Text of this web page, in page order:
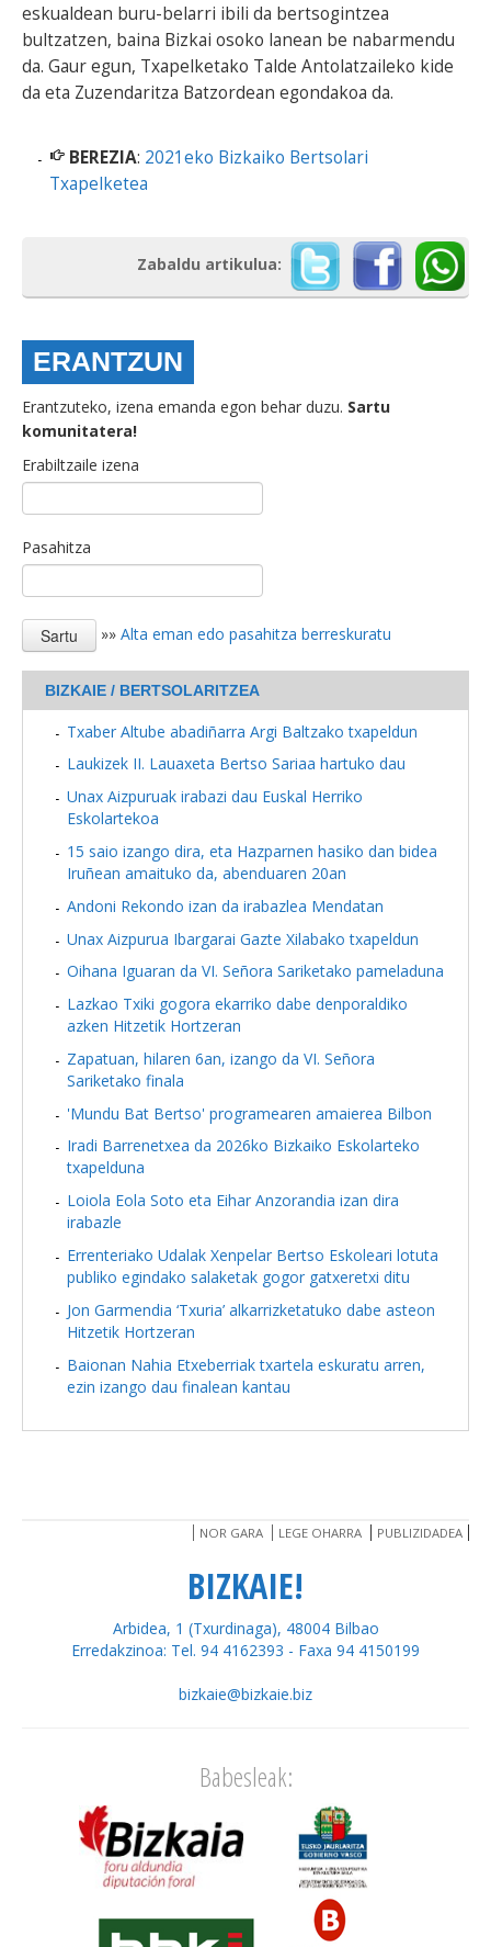
eskualdean buru-belarri ibili da bertsogintzea
bultzatzen, baina Bizkai osoko lanean be nabarmendu
da. Gaur egun, Txapelketako Talde Antolatzaileko kide
da eta Zuzendaritza Batzordean egondakoa da.
BEREZIA: 2021eko Bizkaiko Bertsolari
Txapelketea
Zabaldu artikulua:
ERANTZUN
Erantzuteko, izena emanda egon behar duzu. Sartu
komunitatera!
Erabiltzaile izena
Pasahitza
»» Alta eman edo pasahitza berreskuratu
BIZKAIE / BERTSOLARITZEA
Txaber Altube abadiñarra Argi Baltzako txapeldun
Laukizek II. Lauaxeta Bertso Sariaa hartuko dau
Unax Aizpuruak irabazi dau Euskal Herriko
Eskolartekoa
15 saio izango dira, eta Hazparnen hasiko dan bidea
Iruñean amaituko da, abenduaren 20an
Andoni Rekondo izan da irabazlea Mendatan
Unax Aizpurua Ibargarai Gazte Xilabako txapeldun
Oihana Iguaran da VI. Señora Sariketako pameladuna
Lazkao Txiki gogora ekarriko dabe denporaldiko
azken Hitzetik Hortzeran
Zapatuan, hilaren 6an, izango da VI. Señora
Sariketako finala
'Mundu Bat Bertso' programearen amaierea Bilbon
Iradi Barrenetxea da 2026ko Bizkaiko Eskolarteko
txapelduna
Loiola Eola Soto eta Eihar Anzorandia izan dira
irabazle
Errenteriako Udalak Xenpelar Bertso Eskoleari lotuta
publiko egindako salaketak gogor gatxeretxi ditu
Jon Garmendia ‘Txuria’ alkarrizketatuko dabe asteon
Hitzetik Hortzeran
Baionan Nahia Etxeberriak txartela eskuratu arren,
ezin izango dau finalean kantau
NOR GARA LEGE OHARRA PUBLIZIDADEA
BIZKAIE!
Arbidea, 1 (Txurdinaga), 48004 Bilbao
Erredakzinoa: Tel. 94 4162393 - Faxa 94 4150199
bizkaie@bizkaie.biz
Babesleak: